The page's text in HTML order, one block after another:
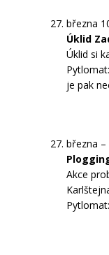
března
Úklid
Úklid si
je pak
března –
Akce